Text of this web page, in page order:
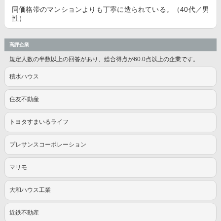
同価格帯のマンションよりも丁寧に造られている。（40代／男
性）
高評企業
規定人数の半数以上の回答があり、総合得点が60.0点以上の企業です。
積水ハウス
住友不動産
トヨタすまいるライフ
プレサンスコーポレーション
マリモ
大和ハウス工業
近鉄不動産